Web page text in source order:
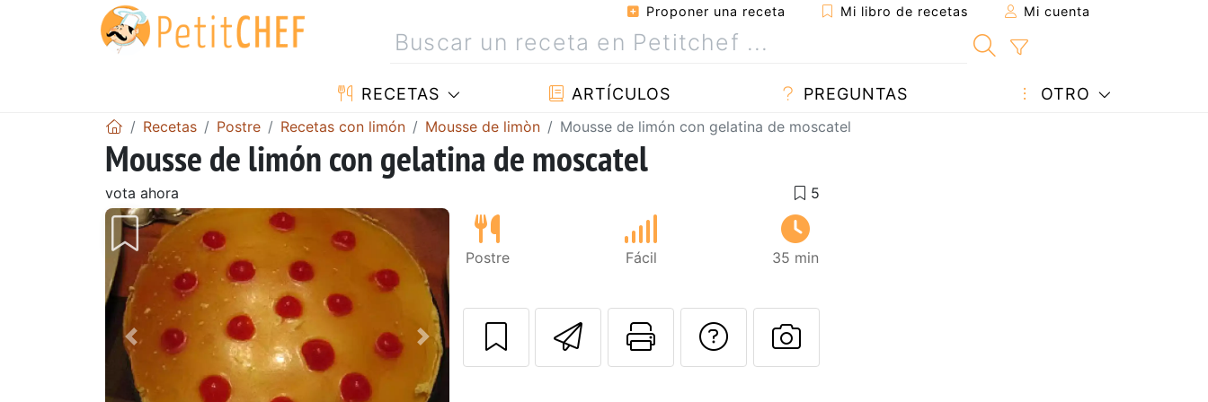
Proponer una receta Mi libro de recetas Mi cuenta
RECETAS ARTÍCULOS PREGUNTAS OTRO
Recetas Postre Recetas con limón Mousse de limòn Mousse de limón con gelatina de moscatel
Mousse de limón con gelatina de moscatel
vota ahora
Anterior Siguiente
Postre Fácil 35 min
Enviar esta receta a un amigo
Imprimir esta página
Preguntar al autor
Publicar la foto de esta receta